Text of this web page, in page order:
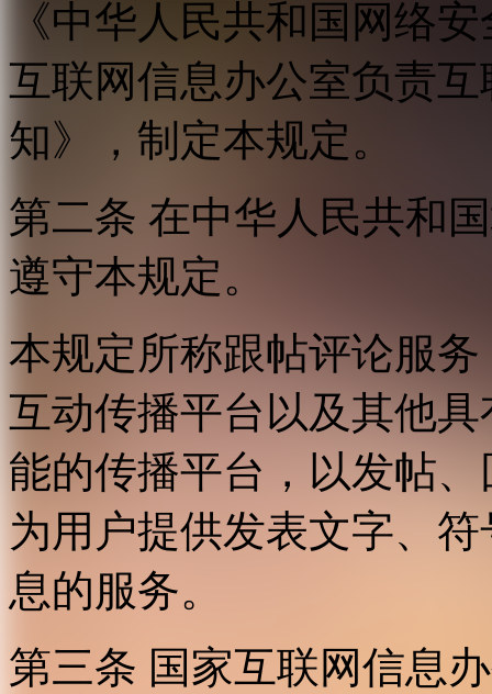
《中华人民共和国网络
互联网信息办公室负责
知》，制定本规定。
第二条 在中华人民共和
遵守本规定。
本规定所称跟帖评论服
互动传播平台以及其他
能的传播平台，以发帖
为用户提供发表文字、
息的服务。
第三条 国家互联网信息